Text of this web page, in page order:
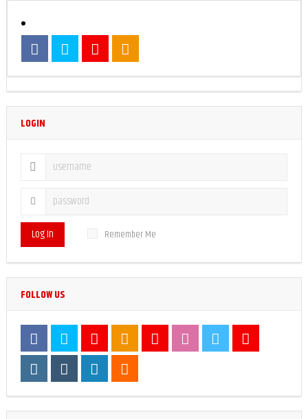
LOGIN
Log In Remember Me
FOLLOW US